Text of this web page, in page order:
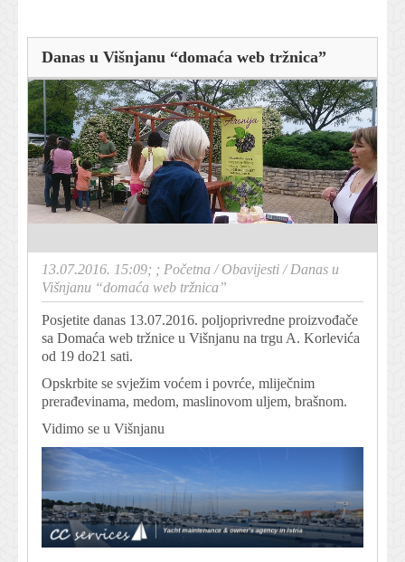
Danas u Višnjanu “domaća web tržnica”
13.07.2016. 15:09; ; Početna /Obavijesti /Danas u
Višnjanu “domaća web tržnica”
Posjetite danas 13.07.2016. poljoprivredne proizvođače
sa Domaća web tržnice u Višnjanu na trgu A. Korlevića
od 19 do21 sati.
Opskrbite se svježim voćem i povrće, mliječnim
prerađevinama, medom, maslinovom uljem, brašnom.
Vidimo se u Višnjanu